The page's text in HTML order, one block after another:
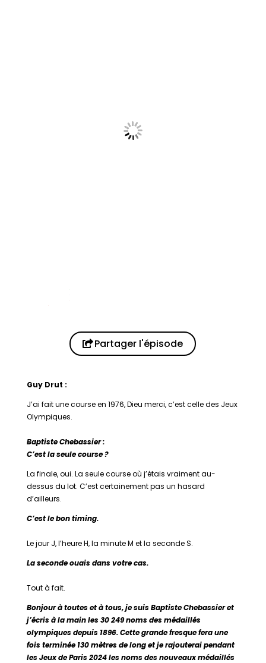
Partager l'épisode
Guy Drut :
J’ai fait une course en 1976, Dieu merci, c’est celle des Jeux
Olympiques.
Baptiste Chebassier :
C’est la seule course ?
La finale, oui. La seule course où j’étais vraiment au-
dessus du lot. C’est certainement pas un hasard
d’ailleurs.
C’est le bon timing.
Le jour J, l’heure H, la minute M et la seconde S.
La seconde ouais dans votre cas.
Tout à fait.
Bonjour à toutes et à tous, je suis Baptiste Chebassier et
j’écris à la main les 30 249 noms des médaillés
olympiques depuis 1896. Cette grande fresque fera une
fois terminée 130 mètres de long et je rajouterai pendant
les Jeux de Paris 2024 les noms des nouveaux médaillés